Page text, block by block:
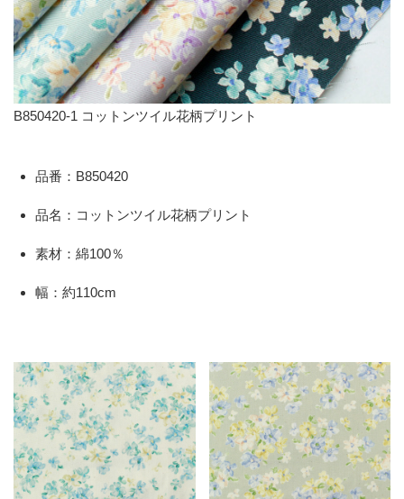
B850420-1 コットンツイル花柄プリント
品番：B850420
品名：コットンツイル花柄プリント
素材：綿100％
幅：約110cm